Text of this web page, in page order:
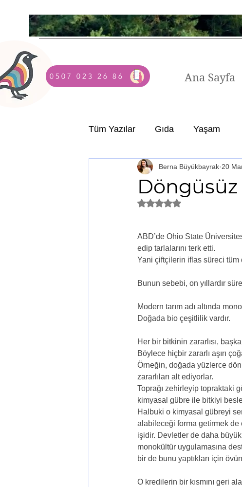
0507 023 26 86 Ana Sayfa
Tüm Yazılar Gıda Yaşam
Döngüsüz
Berna Büyükbayrak 20
5 üzerinden NaN yıldız
ABD’de Ohio State
edip tarlalarını terk etti.
Yani çiftçilerin iflas süreci
Bunun sebebi, on yıllardır
Modern tarım adı altında
Doğada bio çeşitlilik vardır.
Her bir bitkinin zararlısı,
Böylece hiçbir zararlı aşırı
Örneğin, doğada yüzlerce
zararlıları alt ediyorlar.
Toprağı zehirleyip topraktaki
kimyasal gübre ile bitkiyi
Halbuki o kimyasal gübreyi
alabileceği forma getirmek de
işidir. Devletler de daha
monokültür uygulamasına
bir de bunu yaptıkları için
O kredilerin bir kısmını geri